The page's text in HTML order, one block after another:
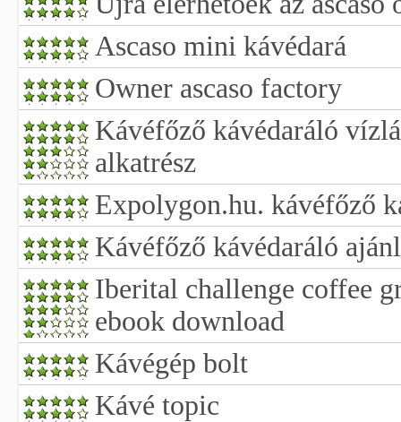
Ascaso mini kávédará
Owner ascaso factory
Kávéfőző kávédaráló
alkatrész
Expolygon.hu. kávéfőző
Kávéfőző kávédaráló
Iberital challenge coffee
ebook download
Kávégép bolt
Kávé topic